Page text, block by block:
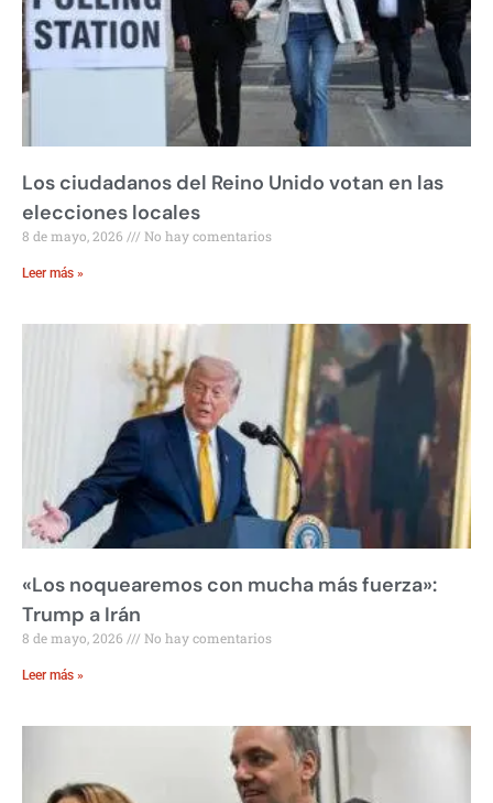
Los ciudadanos del Reino Unido votan en las
elecciones locales
8 de mayo, 2026 No hay comentarios
Leer más »
«Los noquearemos con mucha más fuerza»:
Trump a Irán
8 de mayo, 2026 No hay comentarios
Leer más »